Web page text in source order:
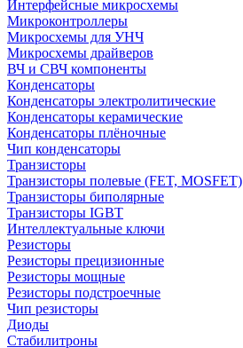
Интерфейсные микросхемы
Микроконтроллеры
Микросхемы для УНЧ
Микросхемы драйверов
ВЧ и СВЧ компоненты
Конденсаторы
Конденсаторы электролитические
Конденсаторы керамические
Конденсаторы плёночные
Чип конденсаторы
Транзисторы
Транзисторы полевые (FET, MOSFET)
Транзисторы биполярные
Транзисторы IGBT
Интеллектуальные ключи
Резисторы
Резисторы прецизионные
Резисторы мощные
Резисторы подстроечные
Чип резисторы
Диоды
Стабилитроны